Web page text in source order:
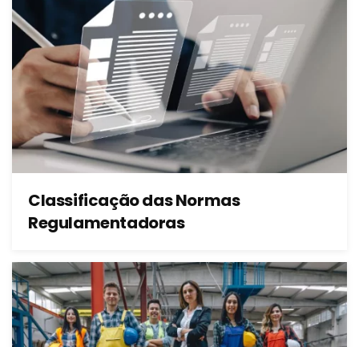
Classificação das Normas
Regulamentadoras